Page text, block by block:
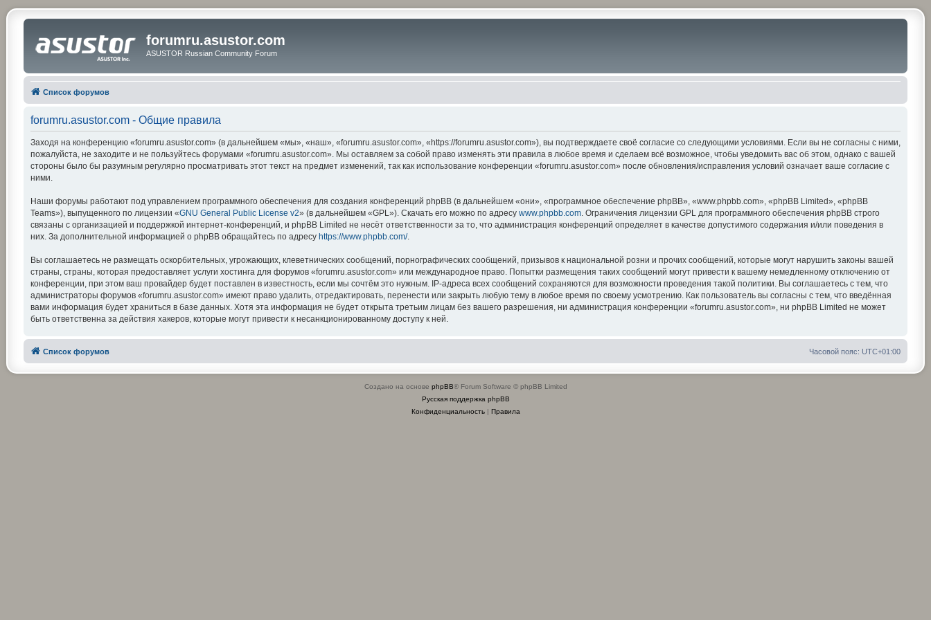
forumru.asustor.com
ASUSTOR Russian Community Forum
Список форумов
forumru.asustor.com - Общие правила
Заходя на конференцию «forumru.asustor.com» (в дальнейшем «мы», «наш», «forumru.asustor.com», «https://forumru.asustor.com»), вы подтверждаете своё согласие со следующими условиями. Если вы не согласны с ними,
пожалуйста, не заходите и не пользуйтесь форумами «forumru.asustor.com». Мы оставляем за собой право изменять эти правила в любое время и сделаем всё возможное, чтобы уведомить вас об этом, однако с вашей
стороны было бы разумным регулярно просматривать этот текст на предмет изменений, так как использование конференции «forumru.asustor.com» после обновления/исправления условий означает ваше согласие с
ними.
Наши форумы работают под управлением программного обеспечения для создания конференций phpBB (в дальнейшем «они», «программное обеспечение phpBB», «www.phpbb.com», «phpBB Limited», «phpBB
Teams»), выпущенного по лицензии «GNU General Public License v2» (в дальнейшем «GPL»). Скачать его можно по адресу www.phpbb.com. Ограничения лицензии GPL для программного обеспечения phpBB строго
связаны с организацией и поддержкой интернет-конференций, и phpBB Limited не несёт ответственности за то, что администрация конференций определяет в качестве допустимого содержания и/или поведения в
них. За дополнительной информацией о phpBB обращайтесь по адресу https://www.phpbb.com/.
Вы соглашаетесь не размещать оскорбительных, угрожающих, клеветнических сообщений, порнографических сообщений, призывов к национальной розни и прочих сообщений, которые могут нарушить законы вашей
страны, страны, которая предоставляет услуги хостинга для форумов «forumru.asustor.com» или международное право. Попытки размещения таких сообщений могут привести к вашему немедленному отключению от
конференции, при этом ваш провайдер будет поставлен в известность, если мы сочтём это нужным. IP-адреса всех сообщений сохраняются для возможности проведения такой политики. Вы соглашаетесь с тем, что
администраторы форумов «forumru.asustor.com» имеют право удалить, отредактировать, перенести или закрыть любую тему в любое время по своему усмотрению. Как пользователь вы согласны с тем, что введённая
вами информация будет храниться в базе данных. Хотя эта информация не будет открыта третьим лицам без вашего разрешения, ни администрация конференции «forumru.asustor.com», ни phpBB Limited не может
быть ответственна за действия хакеров, которые могут привести к несанкционированному доступу к ней.
Список форумов Часовой пояс: UTC+01:00
Создано на основе phpBB® Forum Software © phpBB Limited
Русская поддержка phpBB
Конфиденциальность| Правила